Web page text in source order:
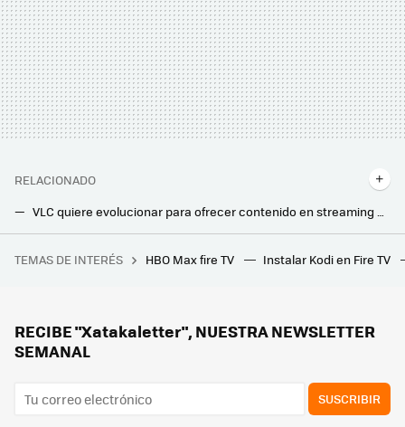
RELACIONADO
VLC quiere evolucionar para ofrecer contenido en streaming como Netflix o Pluto TV: esto es lo que tienen planeado sus creadores
VLC para Android TV en problemas: sus creadores no pueden actualizar la app y le echan la culpa a Google
Explicando el cacao de la nueva señal de velocidad verde: qué es y, sobre todo, qué no es
TEMAS DE INTERÉS HBO Max fire TV Instalar Kodi en Fire TV
RECIBE "Xatakaletter", NUESTRA NEWSLETTER
SEMANAL
SUSCRIBIR